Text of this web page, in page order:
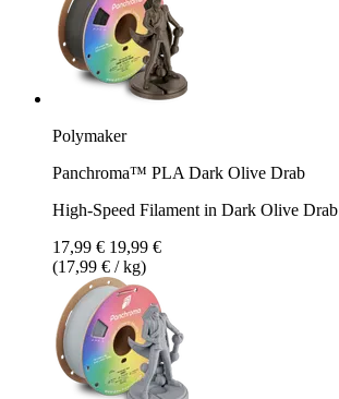
Polymaker
Panchroma™ PLA Dark Olive Drab
High-Speed Filament in Dark Olive Drab
17,99 € 19,99 €
(17,99 € / kg)